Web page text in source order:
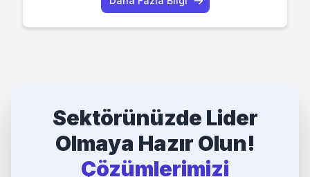
Sektörünüzde Lider
Olmaya Hazır Olun!
Çözümlerimizi